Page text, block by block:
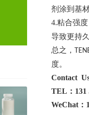
剂涂到基
4.粘合强
导致更持
总之，
度。
Contact
TEL：131
WeChat：